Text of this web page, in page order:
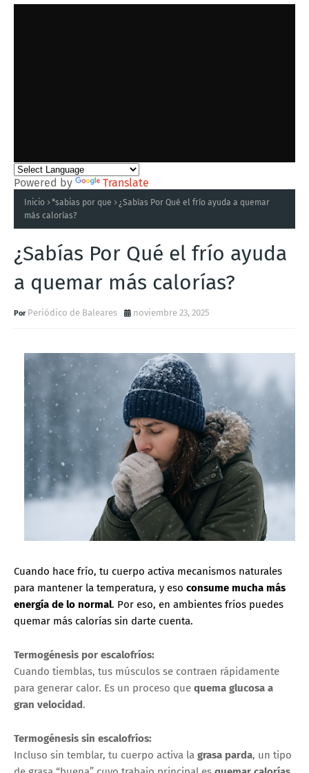
Powered by Translate
Inicio *sabias por que
¿Sabías Por Qué el frío ayuda a quemar
más calorías?
¿Sabías Por Qué el frío ayuda
a quemar más calorías?
Periódico de Baleares noviembre 23, 2025
Cuando hace frío, tu cuerpo activa mecanismos naturales
para mantener la temperatura, y eso consume mucha más
energía de lo normal. Por eso, en ambientes fríos puedes
quemar más calorías sin darte cuenta.
Termogénesis por escalofríos:
Cuando tiemblas, tus músculos se contraen rápidamente
para generar calor. Es un proceso que quema glucosa a
gran velocidad.
Termogénesis sin escalofríos:
Incluso sin temblar, tu cuerpo activa la grasa parda, un tipo